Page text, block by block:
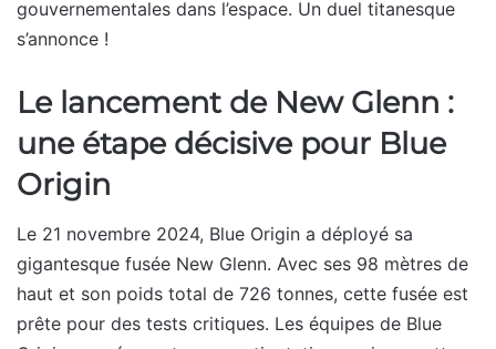
gouvernementales dans l’espace. Un duel titanesque
s’annonce !
Le lancement de New Glenn :
une étape décisive pour Blue
Origin
Le 21 novembre 2024, Blue Origin a déployé sa
gigantesque fusée New Glenn. Avec ses 98 mètres de
haut et son poids total de 726 tonnes, cette fusée est
prête pour des tests critiques. Les équipes de Blue